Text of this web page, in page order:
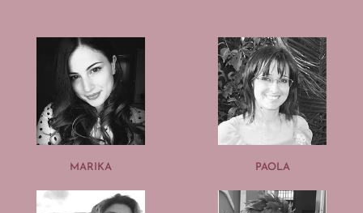
MARIKA PAOLA